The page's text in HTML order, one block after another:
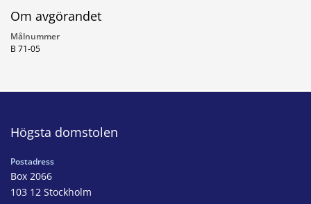
Om avgörandet
Målnummer
B 71-05
Högsta domstolen
Postadress
Box 2066
103 12 Stockholm